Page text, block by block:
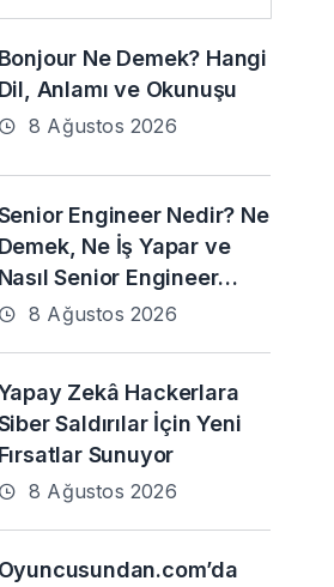
Bonjour Ne Demek? Hangi
Dil, Anlamı ve Okunuşu
8 Ağustos 2026
Engineer Nedir? Ne
Demek, Ne İş Yapar ve
Nasıl Senior Engineer
Olunur?
8 Ağustos 2026
Zekâ Hackerlara
Saldırılar İçin Yeni
Fırsatlar Sunuyor
8 Ağustos 2026
Oyuncusundan.com’da